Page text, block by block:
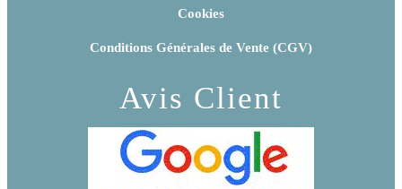
Cookies
Conditions Générales de Vente (CGV)
Avis Client